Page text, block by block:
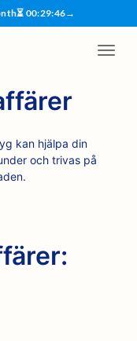
⏳ 00:29:45→
kan hjälpa din
och trivas på